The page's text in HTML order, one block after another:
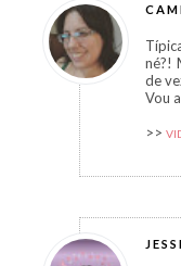
né?!
de
Vou
>>